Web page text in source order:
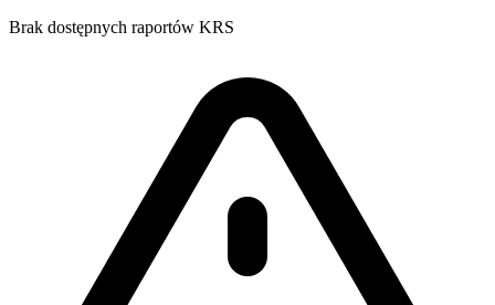
Brak dostępnych raportów KRS